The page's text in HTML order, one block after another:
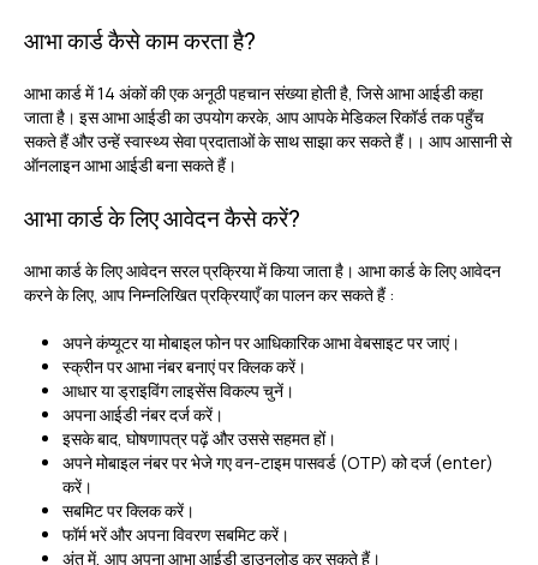
आभा कार्ड कैसे काम करता है?
आभा कार्ड में 14 अंकों की एक अनूठी पहचान संख्या होती है, जिसे आभा आईडी कहा
जाता है। इस आभा आईडी का उपयोग करके, आप आपके मेडिकल रिकॉर्ड तक पहुँच
सकते हैं और उन्हें स्वास्थ्य सेवा प्रदाताओं के साथ साझा कर सकते हैं।। आप आसानी से
ऑनलाइन आभा आईडी बना सकते हैं।
आभा कार्ड के लिए आवेदन कैसे करें?
आभा कार्ड के लिए आवेदन सरल प्रक्रिया में किया जाता है। आभा कार्ड के लिए आवेदन
करने के लिए, आप निम्नलिखित प्रक्रियाएँ का पालन कर सकते हैं :
अपने कंप्यूटर या मोबाइल फोन पर आधिकारिक आभा वेबसाइट पर जाएं।
स्क्रीन पर आभा नंबर बनाएं पर क्लिक करें।
आधार या ड्राइविंग लाइसेंस विकल्प चुनें।
अपना आईडी नंबर दर्ज करें।
इसके बाद, घोषणापत्र पढ़ें और उससे सहमत हों।
अपने मोबाइल नंबर पर भेजे गए वन-टाइम पासवर्ड (OTP) को दर्ज (enter)
करें।
सबमिट पर क्लिक करें।
फॉर्म भरें और अपना विवरण सबमिट करें।
अंत में, आप अपना आभा आईडी डाउनलोड कर सकते हैं।